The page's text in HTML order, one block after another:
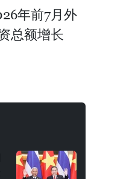
年前7月外
总额增长